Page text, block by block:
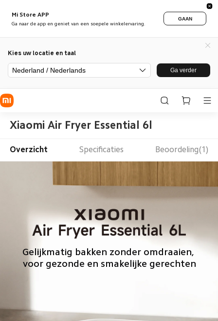
Mi Store APP
Ga naar de app en geniet van een soepele winkelervaring.
GAAN
Kies uw locatie en taal
Nederland / Nederlands Ga verder
Xiaomi Air Fryer Essential 6l
Overzicht Specificaties Beoordeling(1)
Gelijkmatig bakken zonder omdraaien,
voor gezonde en smakelijke gerechten